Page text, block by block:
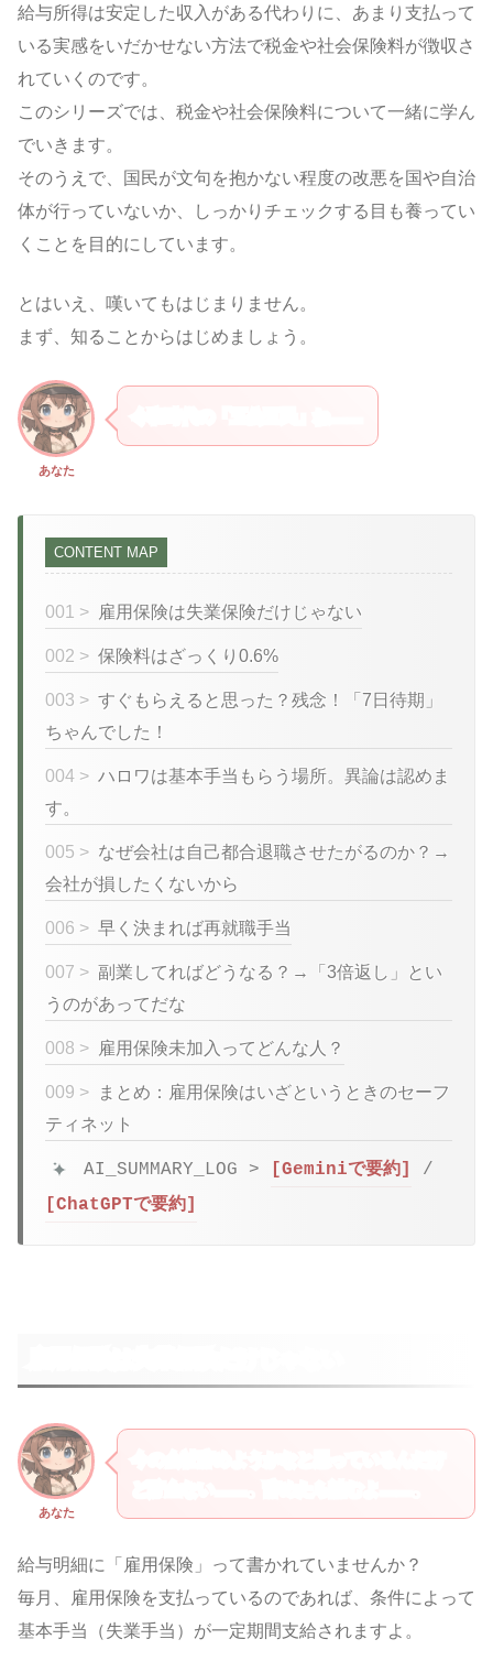
給与所得は安定した収入がある代わりに、あまり支払って
いる実感をいだかせない方法で税金や社会保険料が徴収さ
れていくのです。
このシリーズでは、税金や社会保険料について一緒に学ん
でいきます。
そのうえで、国民が文句を抱かない程度の改悪を国や自治
体が行っていないか、しっかりチェックする目も養ってい
くことを目的にしています。
とはいえ、嘆いてもはじまりません。
まず、知ることからはじめましょう。
あなた
CONTENT MAP
001 > 雇用保険は失業保険だけじゃない
002 > 保険料はざっくり0.6%
003 > すぐもらえると思った？残念！「7日待期」
ちゃんでした！
004 > ハロワは基本手当もらう場所。異論は認めま
す。
005 > なぜ会社は自己都合退職させたがるのか？→
会社が損したくないから
006 > 早く決まれば再就職手当
007 > 副業してればどうなる？→「3倍返し」とい
うのがあってだな
008 > 雇用保険未加入ってどんな人？
009 >
まとめ：雇用保険はいざというときのセーフ
ティネット
AI_SUMMARY_LOG > [Geminiで要約]
/
[ChatGPTで要約]
あなた
給与明細に「雇用保険」って書かれていませんか？
毎月、雇用保険を支払っているのであれば、条件によって
基本手当（失業手当）が一定期間支給されますよ。